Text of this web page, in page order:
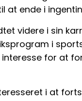
at ende i
videre i sin
i
for at
i at